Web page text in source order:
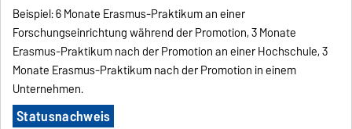
Beispiel: 6 Monate Erasmus-Praktikum an einer
Forschungseinrichtung während der Promotion, 3 Monate
Erasmus-Praktikum nach der Promotion an einer Hochschule, 3
Monate Erasmus-Praktikum nach der Promotion in einem
Unternehmen.
Statusnachweis